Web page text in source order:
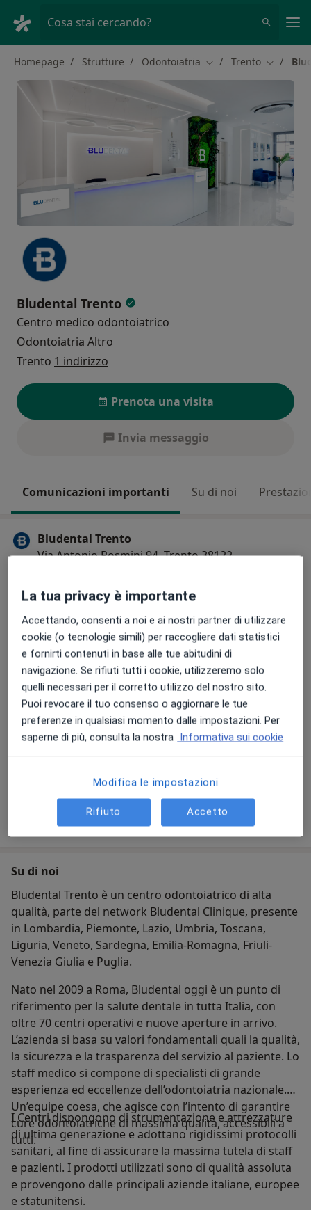
Cosa stai cercando?
Homepage Strutture Odontoiatria Cambia città
Trento Cambia
Bludental Trento
Centro medico odontoiatrico
Odontoiatria Altro
Trento 1 indirizzo
Prenota una visita
Invia messaggio
Comunicazioni importanti Su di noi
Bludental Trento
Via Antonio Rosmini 94, Trento 38122
valutazione dello stato di salute generale del
paziente, con un check-up approfondito e, se
indicata dal dottore, un’ortopanoramica.
Nella stessa visita, salvo diversa indicazione
clinica dell’odontoiatra, viene eseguita anche la
pulizia dei denti professionale, detta anche igiene
dentale o detartrasi. Il trattamento aiuta a
rimuovendo tartaro e placca dentale e
contribuendo alla prevenzione di patologie
importanti come carie e parodontite.
Leggi di più
24/06/2026
Su di noi
Bludental Trento è un centro odontoiatrico di alta
qualità, parte del network Bludental Clinique, presente
in Lombardia, Piemonte, Lazio, Umbria, Toscana,
Liguria, Veneto, Sardegna, Emilia-Romagna, Friuli-
Venezia Giulia e Puglia.
Nato nel 2009 a Roma, Bludental oggi è un punto di
riferimento per la salute dentale in tutta Italia, con
oltre 70 centri operativi e nuove aperture in arrivo.
L’azienda si basa su valori fondamentali quali la qualità,
la sicurezza e la trasparenza del servizio al paziente. Lo
staff medico si compone di specialisti di grande
esperienza ed eccellenze dell’odontoiatria nazionale.
Un’equipe coesa, che agisce con l’intento di garantire
cure odontoiatriche di massima qualità, accessibili a
tutti.
I Centri dispongono di strumentazione e attrezzature
di ultima generazione e adottano rigidissimi protocolli
sanitari, al fine di assicurare la massima tutela di staff
e pazienti. I prodotti utilizzati sono di qualità assoluta
e provengono dalle principali aziende italiane, europee
e statunitensi.
La tua privacy è importante
Accettando, consenti a noi e ai nostri partner di utilizzare
cookie (o tecnologie simili) per raccogliere dati statistici
e fornirti contenuti in base alle tue abitudini di
navigazione. Se rifiuti tutti i cookie, utilizzeremo solo
quelli necessari per il corretto utilizzo del nostro sito.
Puoi revocare il tuo consenso o aggiornare le tue
preferenze in qualsiasi momento dalle impostazioni. Per
saperne di più, consulta la nostra Informativa sui cookie
Modifica le impostazioni
Rifiuto Accetto